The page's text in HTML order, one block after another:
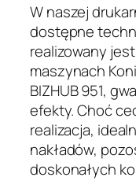
W naszej
dostępne
realizowany
maszynach
BIZHUB 951,
efekty. Choć
realizacja,
nakładów,
doskonałych